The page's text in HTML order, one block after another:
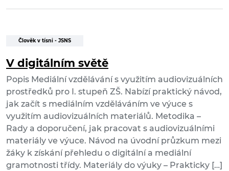
Člověk v tísni - JSNS
V digitálním světě
Popis Mediální vzdělávání s využitím audiovizuálních
prostředků pro I. stupeň ZŠ. Nabízí praktický návod,
jak začít s mediálním vzděláváním ve výuce s
využitím audiovizuálních materiálů. Metodika –
Rady a doporučení, jak pracovat s audiovizuálními
materiály ve výuce. Návod na úvodní průzkum mezi
žáky k získání přehledu o digitální a mediální
gramotnosti třídy. Materiály do výuky – Prakticky […]